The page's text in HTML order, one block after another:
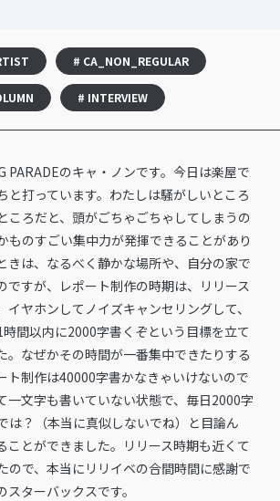
# CA_NON_REGULAR
# INTERVIEW
PARADEのキャ・ノンです。今日は楽屋で
と打っています。わたしは騒がしいところ
ころだと、頭がごちゃごちゃしてしまうの
ものすごい集中力が発揮できることがあり
きは、なるべく静かな場所や、自分の家で
ですが、レポート制作の時期は、リリース
イヤホンしてノイズキャンセリングして、
間以内に2000字書くぞという目標を立て
。なぜかその時間が一番集中できたりする
ト制作は40000字書かなきゃいけないので
一文字も書いていない状態で、毎日2000字
は？（本当に真似しないでね）と目論ん
ことができました。リリース時期も近くて
ので、本当にリリイベの合間時間に感謝で
ターバックスです。